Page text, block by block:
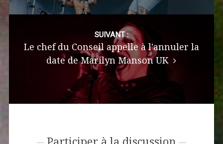
SUIVANT :
Le chef du Conseil appelle à l'annuler la
date de Marilyn Manson UK